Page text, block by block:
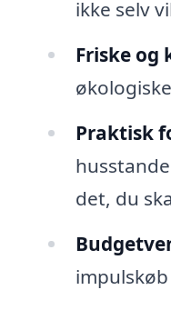
ikke selv
Friske og
Praktisk
det, du